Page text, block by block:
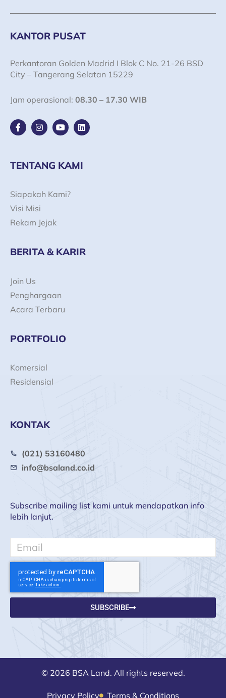
KANTOR PUSAT
Perkantoran Golden Madrid I Blok C No. 21-26 BSD
City – Tangerang Selatan 15229
Jam operasional: 08.30 – 17.30 WIB
F
a
o
o
f
I
n
g
r
Y
o
b
e
L
i
d
i
TENTANG KAMI
Siapakah Kami?
Visi Misi
Rekam Jejak
BERITA & KARIR
Join Us
Penghargaan
Acara Terbaru
PORTFOLIO
Komersial
Residensial
KONTAK
(021) 53160480
info@bsaland.co.id
Subscribe mailing list kami untuk mendapatkan info
lebih lanjut.
Email
SUBSCRIBE
© 2026 BSA Land. All rights reserved.
Privacy Policy Terms & Conditions